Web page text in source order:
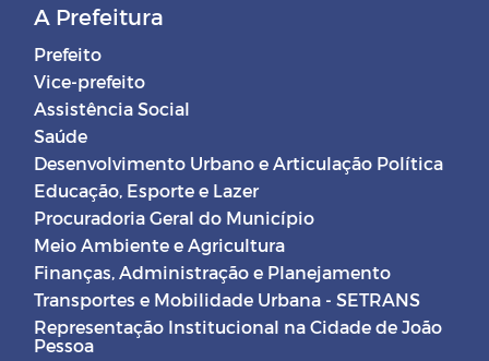
A Prefeitura
Prefeito
Vice-prefeito
Assistência Social
Saúde
Desenvolvimento Urbano e Articulação Política
Educação, Esporte e Lazer
Procuradoria Geral do Município
Meio Ambiente e Agricultura
Finanças, Administração e Planejamento
Transportes e Mobilidade Urbana - SETRANS
Representação Institucional na Cidade de João
Pessoa